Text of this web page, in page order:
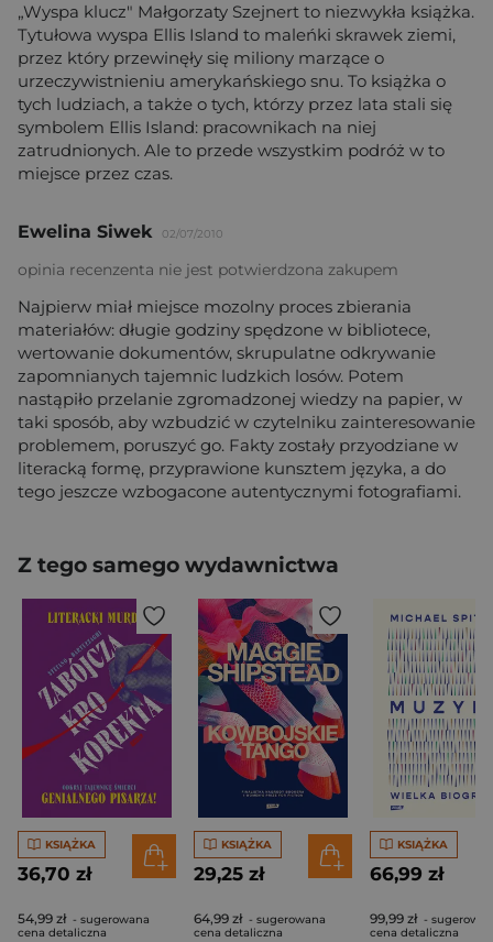
„Wyspa klucz" Małgorzaty Szejnert to niezwykła książka.
Tytułowa wyspa Ellis Island to maleńki skrawek ziemi,
przez który przewinęły się miliony marzące o
urzeczywistnieniu amerykańskiego snu. To książka o
tych ludziach, a także o tych, którzy przez lata stali się
symbolem Ellis Island: pracownikach na niej
zatrudnionych. Ale to przede wszystkim podróż w to
miejsce przez czas.
Ewelina Siwek 02/07/2010
opinia recenzenta nie jest potwierdzona zakupem
Najpierw miał miejsce mozolny proces zbierania
materiałów: długie godziny spędzone w bibliotece,
wertowanie dokumentów, skrupulatne odkrywanie
zapomnianych tajemnic ludzkich losów. Potem
nastąpiło przelanie zgromadzonej wiedzy na papier, w
taki sposób, aby wzbudzić w czytelniku zainteresowanie
problemem, poruszyć go. Fakty zostały przyodziane w
literacką formę, przyprawione kunsztem języka, a do
tego jeszcze wzbogacone autentycznymi fotografiami.
Z tego samego wydawnictwa
KSIĄŻKA
36,70 zł
54,99 zł - sugerowana
cena detaliczna
KSIĄŻKA
29,25 zł
64,99 zł - sugerowana
cena detaliczna
KSIĄŻKA
66,99 zł
99,99 zł -
cena detaliczna